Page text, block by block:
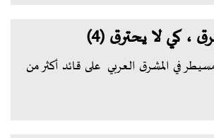
، كي لا يحترق (4)
في المشرق العربي على قائد أكثر من